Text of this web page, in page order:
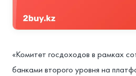
«Комитет госдоходов в рамках
банками второго уровня на